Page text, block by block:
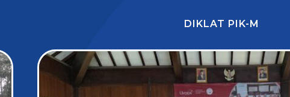
DIKLAT PIK-M